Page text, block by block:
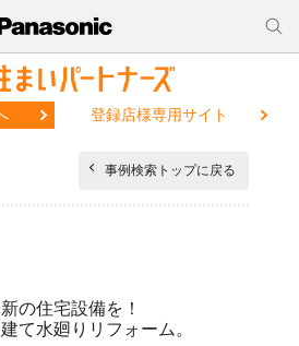
登録店様専用サイト
事例検索トップに戻る
の住宅設備を！
て水廻りリフォーム。